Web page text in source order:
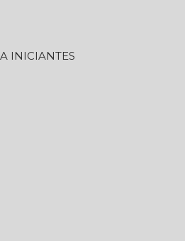
INICIANTES